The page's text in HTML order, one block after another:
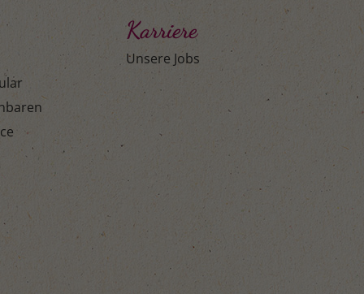
Karriere
Unsere Jobs